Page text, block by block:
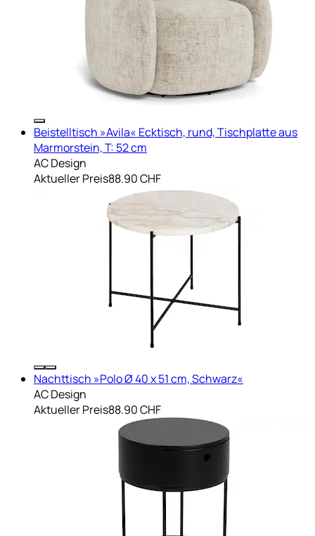
Beistelltisch »Avila« Ecktisch, rund, Tischplatte aus
Marmorstein, T: 52 cm
AC Design
Aktueller Preis88.90 CHF
Nachttisch »Polo Ø 40 x 51 cm, Schwarz«
AC Design
Aktueller Preis88.90 CHF